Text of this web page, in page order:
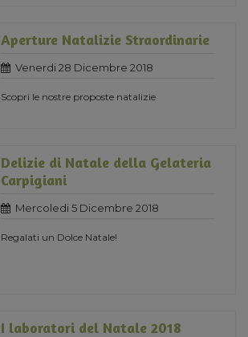
Aperture Natalizie Straordinarie
Venerdi 28 Dicembre 2018
Scopri le nostre proposte natalizie
Delizie di Natale della Gelateria
Carpigiani
Mercoledi 5 Dicembre 2018
Regalati un Dolce Natale!
I laboratori del Natale 2018